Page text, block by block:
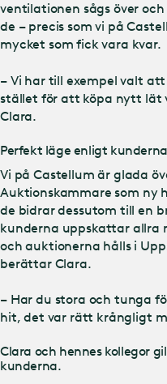
ventilationen sågs över
de – precis som vi på
mycket som fick vara kvar.
– Vi har till exempel valt
stället för att köpa nytt lät
Clara.
Perfekt läge enligt kunderna
Vi på Castellum är glada
Auktionskammare som ny
de bidrar dessutom till en
kunderna uppskattar allra
och auktionerna hålls i
berättar Clara.
– Har du stora och tunga
hit, det var rätt krångligt
Clara och hennes kollegor
kunderna.